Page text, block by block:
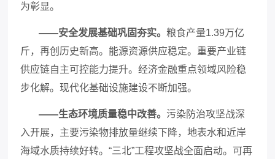
为彰显。
——安全发展基础巩固夯实。粮食产量1.39万亿
斤，再创历史新高。能源资源供应稳定。重要产业链
供应链自主可控能力提升。经济金融重点领域风险稳
步化解。现代化基础设施建设不断加强。
——生态环境质量稳中改善。 污染防治攻坚战深
入开展，主要污染物排放量继续下降，地表水和近岸
海域水质持续好转。“三北”工程攻坚战全面启动。可再